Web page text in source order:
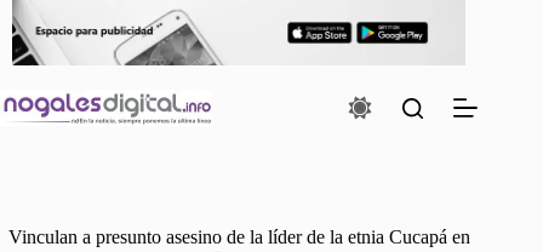
contenido
Vinculan a presunto asesino de la líder de la etnia Cucapá en